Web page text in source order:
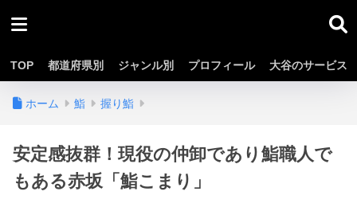
TOP 都道府県別 ジャンル別 プロフィール 大谷のサービス
ホーム 鮨 握り鮨
安定感抜群！現役の仲卸であり鮨職人で
もある赤坂「鮨こまり」